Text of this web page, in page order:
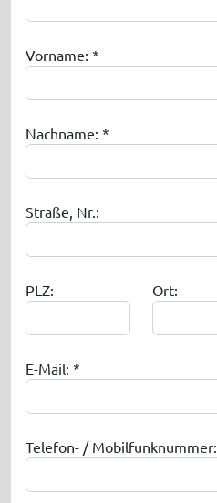
Vorname: *
Nachname: *
Straße, Nr.:
PLZ: Ort:
E-Mail: *
Telefon- / Mobilfunknummer: